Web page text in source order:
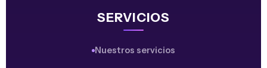
SERVICIOS
Nuestros servicios